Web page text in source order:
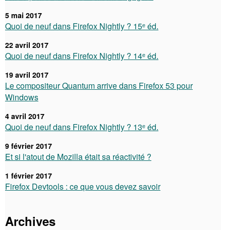
5 mai 2017
Quoi de neuf dans Firefox Nightly ? 15ᵉ éd.
22 avril 2017
Quoi de neuf dans Firefox Nightly ? 14ᵉ éd.
19 avril 2017
Le compositeur Quantum arrive dans Firefox 53 pour
Windows
4 avril 2017
Quoi de neuf dans Firefox Nightly ? 13ᵉ éd.
9 février 2017
Et si l'atout de Mozilla était sa réactivité ?
1 février 2017
Firefox Devtools : ce que vous devez savoir
Archives